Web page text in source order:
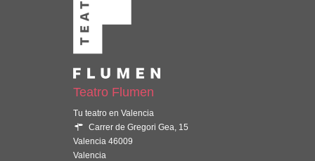
Teatro Flumen
Tu teatro en Valencia
Carrer de Gregori Gea, 15
Valencia 46009
Valencia